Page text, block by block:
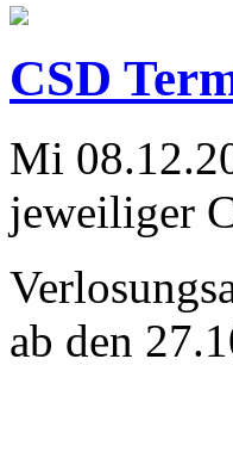
CSD
Mi
jeweiliger
ab den